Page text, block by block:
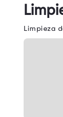
Limpieza